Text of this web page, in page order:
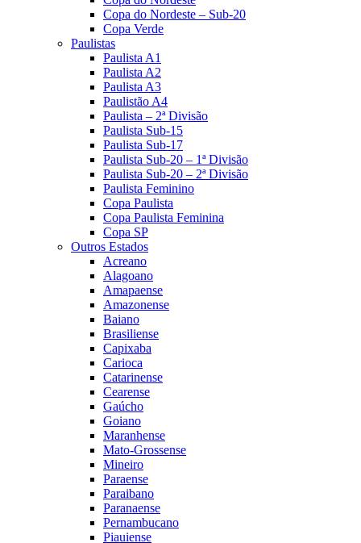
Copa do Nordeste – Sub-20
Copa Verde
Paulistas
Paulista A1
Paulista A2
Paulista A3
Paulistão A4
Paulista – 2ª Divisão
Paulista Sub-15
Paulista Sub-17
Paulista Sub-20 – 1ª Divisão
Paulista Sub-20 – 2ª Divisão
Paulista Feminino
Copa Paulista
Copa Paulista Feminina
Copa SP
Outros Estados
Acreano
Alagoano
Amapaense
Amazonense
Baiano
Brasiliense
Capixaba
Carioca
Catarinense
Cearense
Gaúcho
Goiano
Maranhense
Mato-Grossense
Mineiro
Paraense
Paraibano
Paranaense
Pernambucano
Piauiense